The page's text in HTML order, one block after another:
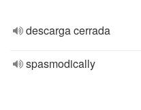
descarga cerrada
spasmodically